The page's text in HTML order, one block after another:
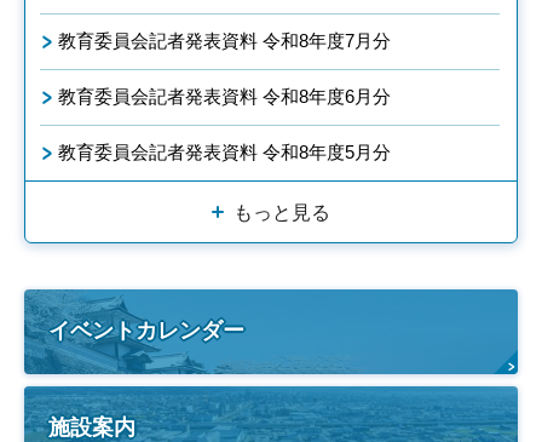
教育委員会記者発表資料 令和8年度7月分
教育委員会記者発表資料 令和8年度6月分
教育委員会記者発表資料 令和8年度5月分
もっと見る
イベントカレンダー
施設案内